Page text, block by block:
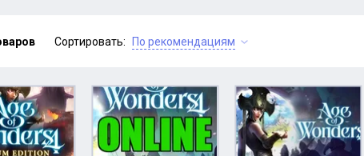
Сортировать: По рекомендациям